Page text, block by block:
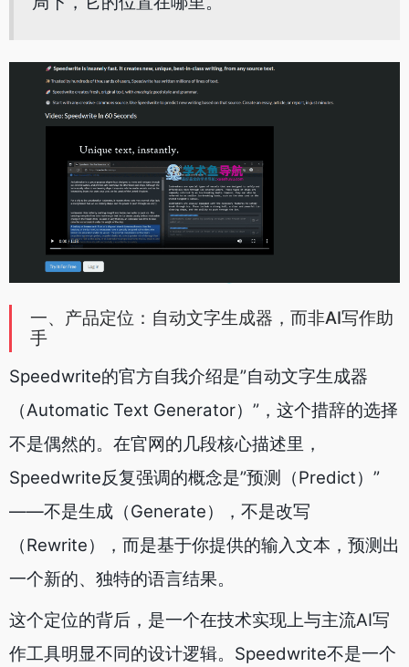
一、产品定位：自动文字生成器，而非AI写作助
手
Speedwrite的官方自我介绍是”自动文字生成器
（Automatic Text Generator）”，这个措辞的选择
不是偶然的。在官网的几段核心描述里，
Speedwrite反复强调的概念是”预测（Predict）”
——不是生成（Generate），不是改写
（Rewrite），而是基于你提供的输入文本，预测出
一个新的、独特的语言结果。
这个定位的背后，是一个在技术实现上与主流AI写
作工具明显不同的设计逻辑。Speedwrite不是一个